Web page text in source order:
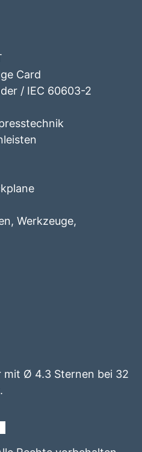
Card
/ IEC 60603-2
Werkzeuge,
mit Ø 4.3 Sternen bei 32